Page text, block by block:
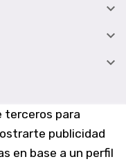
terceros para
publicidad
en base a un perfil


